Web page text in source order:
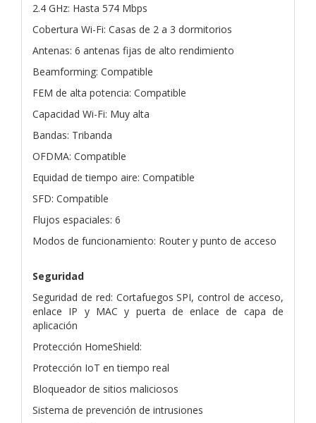
2.4 GHz: Hasta 574 Mbps
Cobertura Wi-Fi: Casas de 2 a 3 dormitorios
Antenas: 6 antenas fijas de alto rendimiento
Beamforming: Compatible
FEM de alta potencia: Compatible
Capacidad Wi-Fi: Muy alta
Bandas: Tribanda
OFDMA: Compatible
Equidad de tiempo aire: Compatible
SFD: Compatible
Flujos espaciales: 6
Modos de funcionamiento: Router y punto de acceso
Seguridad
Seguridad de red: Cortafuegos SPI, control de acceso,
enlace IP y MAC y puerta de enlace de capa de
aplicación
Protección HomeShield:
Protección IoT en tiempo real
Bloqueador de sitios maliciosos
Sistema de prevención de intrusiones